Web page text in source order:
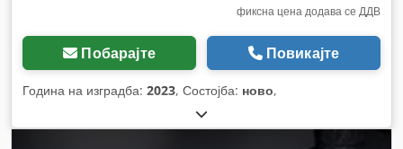
фиксна цена додава се ДДВ
Побарајте Повикајте
Година на изградба: 2023, Состојба: ново,